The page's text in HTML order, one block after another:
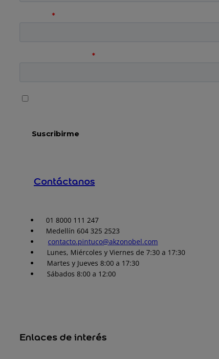
Contáctanos
01 8000 111 247
Medellín 604 325 2523
contacto.pintuco@akzonobel.com
Lunes, Miércoles y Viernes de 7:30 a 17:30
Martes y Jueves 8:00 a 17:30
Sábados 8:00 a 12:00
Enlaces de interés